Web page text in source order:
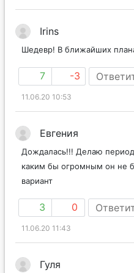
Irins
Шедевр! В ближайших
7 -3
11.06.20 10:53
Евгения
Дождалась!!! Делаю
каким бы огромным он не
вариант
3 0
11.06.20 11:43
Гуля